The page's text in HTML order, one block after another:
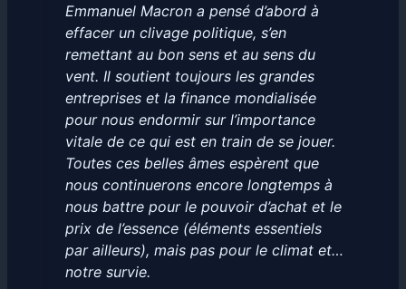
Emmanuel Macron a pensé d’abord à
effacer un clivage politique, s’en
remettant au bon sens et au sens du
vent. Il soutient toujours les grandes
entreprises et la finance mondialisée
pour nous endormir sur l’importance
vitale de ce qui est en train de se jouer.
Toutes ces belles âmes espèrent que
nous continuerons encore longtemps à
nous battre pour le pouvoir d’achat et le
prix de l’essence (éléments essentiels
par ailleurs), mais pas pour le climat et…
notre survie.